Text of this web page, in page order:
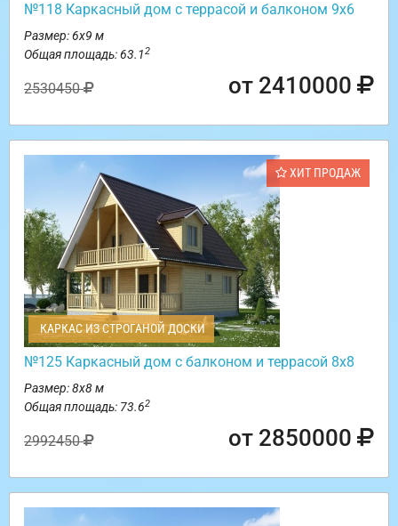
№118 Каркасный дом с террасой и балконом 9х6
Размер: 6х9 м
Общая площадь: 63.12
2530450 от 2410000
ХИТ ПРОДАЖ
КАРКАС ИЗ СТРОГАНОЙ ДОСКИ
№125 Каркасный дом с балконом и террасой 8х8
Размер: 8х8 м
Общая площадь: 73.62
2992450 от 2850000